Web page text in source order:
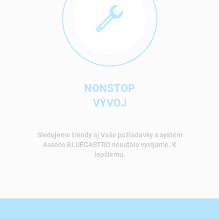
NONSTOP
VÝVOJ
Sledujeme trendy aj Vaše požiadavky a systém
Asseco BLUEGASTRO neustále vyvíjame. K
lepšiemu.